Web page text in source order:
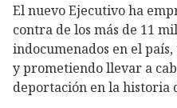
El nuevo Ejecutivo ha
contra de los más de 11
indocumenados en el
y prometiendo llevar a
deportación en la historia